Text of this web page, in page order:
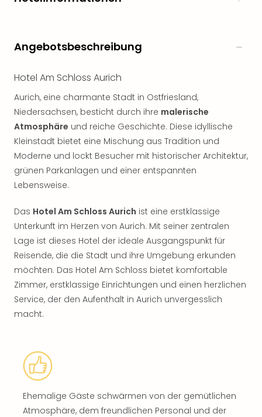
Angebotsbeschreibung
Hotel Am Schloss Aurich
Aurich, eine charmante Stadt in Ostfriesland,
Niedersachsen, besticht durch ihre malerische
Atmosphäre und reiche Geschichte. Diese idyllische
Kleinstadt bietet eine Mischung aus Tradition und
Moderne und lockt Besucher mit historischer Architektur,
grünen Parkanlagen und einer entspannten
Lebensweise.
Das Hotel Am Schloss Aurich ist eine erstklassige
Unterkunft im Herzen von Aurich. Mit seiner zentralen
Lage ist dieses Hotel der ideale Ausgangspunkt für
Reisende, die die Stadt und ihre Umgebung erkunden
möchten. Das Hotel Am Schloss bietet komfortable
Zimmer, erstklassige Einrichtungen und einen herzlichen
Service, der den Aufenthalt in Aurich unvergesslich
macht.
Ehemalige Gäste schwärmen von der gemütlichen
Atmosphäre, dem freundlichen Personal und der